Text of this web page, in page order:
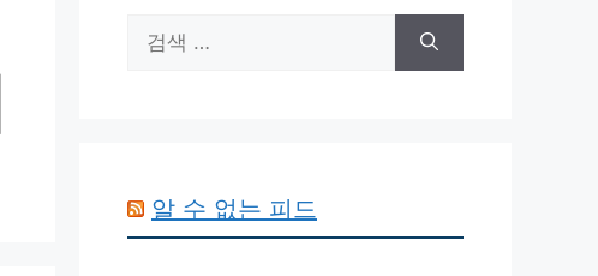
색:
알 수 없는 피드